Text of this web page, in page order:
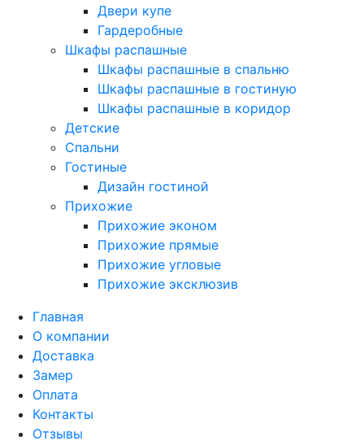
Двери купе
Гардеробные
Шкафы распашные
Шкафы распашные в спальню
Шкафы распашные в гостиную
Шкафы распашные в коридор
Детские
Спальни
Гостиные
Дизайн гостиной
Прихожие
Прихожие эконом
Прихожие прямые
Прихожие угловые
Прихожие эксклюзив
Главная
О компании
Доставка
Замер
Оплата
Контакты
Отзывы